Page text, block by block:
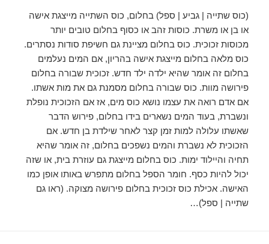
(כוס שתייה | גביע | ספל) בחלום, כוס השתייה מייצגת אישה
או בן או משרת. כוסות זהב או כסוף בחלום טובים יותר
מכוסות זכוכית. כוס בחלום מציינת גם חשיפת סודות נסתרים.
כוס מלאה בחלום מייצגת אישה בהריון, אם המים נעלמים
בחלום זה אומר שהיא ילדה ילד חדש. זכוכית שבורה בחלום
פירושה מוות. כוס שבורה בחלום מסמנת גם את מות אשתו.
אם אדם רואה את עצמו נושא כוס מים, אז אם הזכוכית נופלת
ונשברת, בעוד המים נשארים בידו בחלום, פירוש הדבר
שאשתו עלולה למות זמן קצר לאחר שילדת בן חדש. אם
הזכוכית לא נשברת והמים נשפכים בחלום, זה אומר שהיא
תחיה והיילוד ימות. כוס בחלום מייצגת גם עוזרת בית, או שזה
יכול להיות כסף. חומר הספל בחלום מתפרש באותו אופן כמו
האישה. אכילת כוס זכוכית בחלום פירושה מצוקה. (ראו גם
שתייה | ספל)…